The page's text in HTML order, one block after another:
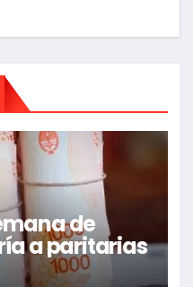
de
a paritarias